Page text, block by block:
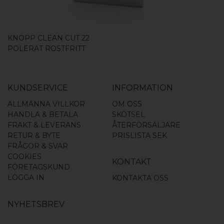
KNOPP CLEAN CUT 22
POLERAT ROSTFRITT
KUNDSERVICE
ALLMÄNNA VILLKOR
HANDLA & BETALA
FRAKT & LEVERANS
RETUR & BYTE
FRÅGOR & SVAR
COOKIES
FÖRETAGSKUND
LOGGA IN
INFORMATION
OM OSS
SKÖTSEL
ÅTERFÖRSÄLJARE
PRISLISTA SEK
KONTAKT
KONTAKTA OSS
NYHETSBREV